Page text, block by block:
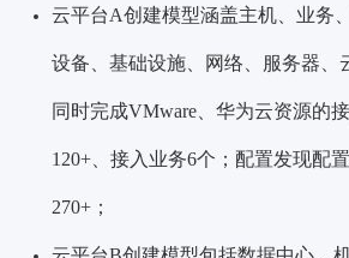
云平台A创建模型涵盖主机、业务
设备、基础设施、网络、服务器、
同时完成VMware、华为云资源的
120+、接入业务6个；配置发现配
270+；